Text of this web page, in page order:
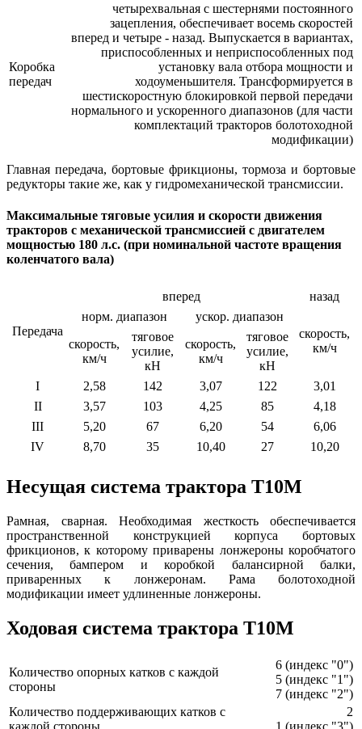
Коробка
передач
четырехвальная с шестернями постоянного
зацепления, обеспечивает восемь скоростей
вперед и четыре - назад. Выпускается в вариантах,
приспособленных и неприспособленных под
установку вала отбора мощности и
ходоуменьшителя. Трансформируется в
шестискоростную блокировкой первой передачи
нормального и ускоренного диапазонов (для части
комплектаций тракторов болотоходной
модификации)
Главная передача, бортовые фрикционы, тормоза и бортовые
редукторы такие же, как у гидромеханической трансмиссии.
Максимальные тяговые усилия и скорости движения
тракторов с механической трансмиссией с двигателем
мощностью 180 л.с. (при номинальной частоте вращения
коленчатого вала)
Передача
вперед
назад
норм. диапазон
ускор. диапазон
скорость,
км/ч
скорость,
км/ч
тяговое
усилие,
кН
скорость,
км/ч
тяговое
усилие,
кН
I
2,58 142 3,07 122
3,01
II
3,57 103 4,25 85
4,18
III
5,20 67 6,20 54
6,06
IV
8,70 35 10,40 27 10,20
Несущая система трактора Т10М
Рамная, сварная. Необходимая жесткость обеспечивается
пространственной конструкцией корпуса бортовых
фрикционов, к которому приварены лонжероны коробчатого
сечения, бампером и коробкой балансирной балки,
приваренных к лонжеронам. Рама болотоходной
модификации имеет удлиненные лонжероны.
Ходовая система трактора Т10М
Количество опорных катков с каждой
стороны
6 (индекс "0")
5 (индекс "1")
7 (индекс "2")
Количество поддерживающих катков с
каждой стороны
2
1 (индекс "3")